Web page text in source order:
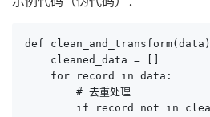
def
    cleaned_data = []
    for record in data:
        # 去重处理
if record not in